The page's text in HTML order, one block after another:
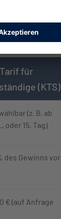
Tarif für
(KTS)
(z. B. ab
oder 15. Tag)
des Gewinns vor
€ (auf Anfrage